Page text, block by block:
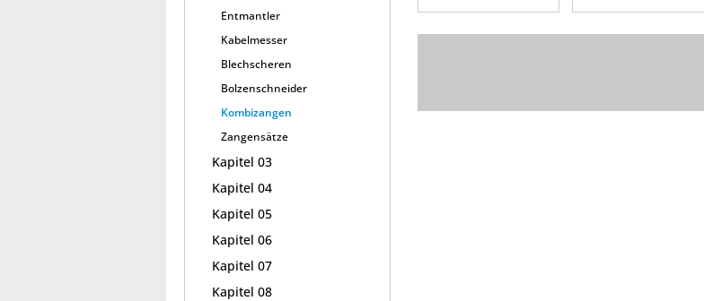
Entmantler
Kabelmesser
Blechscheren
Bolzenschneider
Kombizangen
Zangensätze
Kapitel 03
Kapitel 04
Kapitel 05
Kapitel 06
Kapitel 07
Kapitel 08